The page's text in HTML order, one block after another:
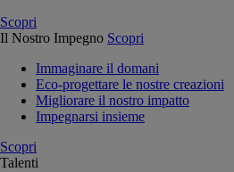
Scopri
Il Nostro Impegno Scopri
Immaginare il domani
Eco-progettare le nostre creazioni
Migliorare il nostro impatto
Impegnarsi insieme
Scopri
Talenti